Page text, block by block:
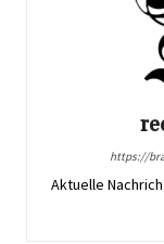
https://
Aktuelle